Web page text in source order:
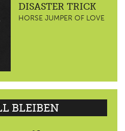
DISASTER TRICK
HORSE JUMPER OF LOVE
BLEIBEN